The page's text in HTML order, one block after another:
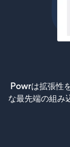
Powrは拡張性
な最先端の組み